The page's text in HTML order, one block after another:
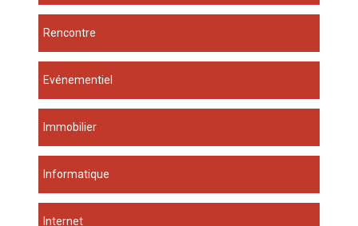
Rencontre
Evénementiel
Immobilier
Informatique
Internet